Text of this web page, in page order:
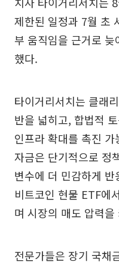
제한된 일정과 7월 초
부 움직임을 근거로
했다.
타이거리서치는 클래
반을 넓히고, 합법적
인프라 확대를 촉진
자금은 단기적으로 정
변수에 더 민감하게
비트코인 현물 ETF에
며 시장의 매도 압력을
전문가들은 장기 국채